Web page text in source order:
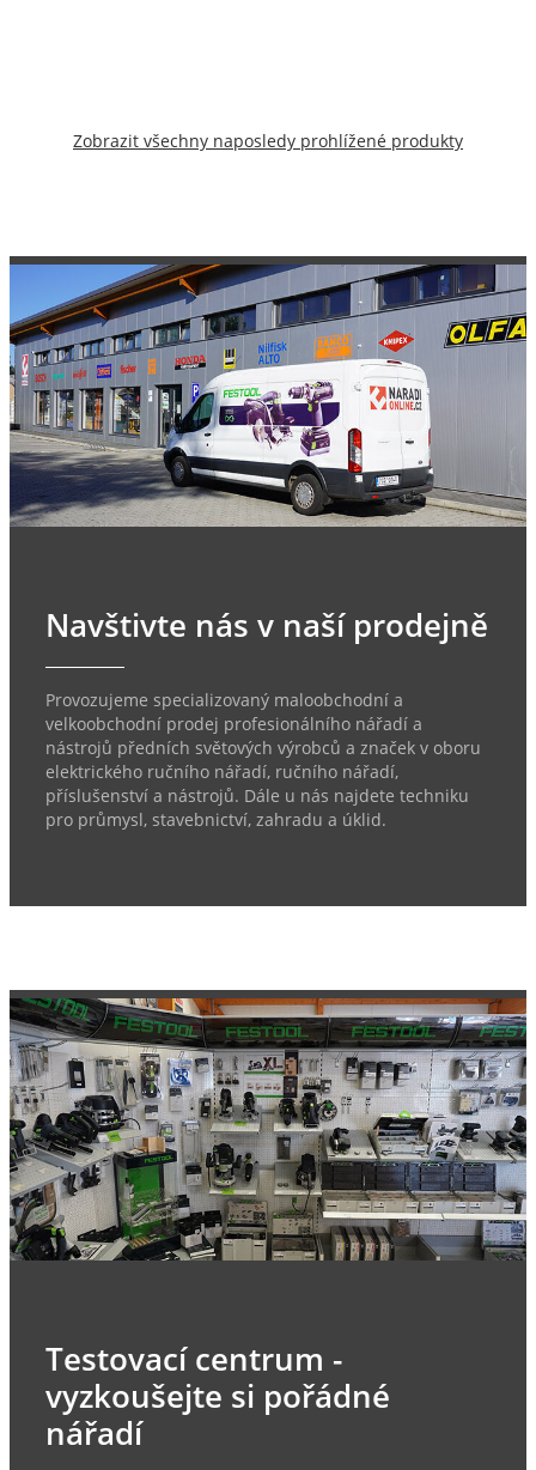
Zobrazit všechny naposledy prohlížené produkty
Navštivte nás v naší prodejně
Provozujeme specializovaný maloobchodní a
velkoobchodní prodej profesionálního nářadí a
nástrojů předních světových výrobců a značek v oboru
elektrického ručního nářadí, ručního nářadí,
příslušenství a nástrojů. Dále u nás najdete techniku
pro průmysl, stavebnictví, zahradu a úklid.
Testovací centrum -
vyzkoušejte si pořádné
nářadí